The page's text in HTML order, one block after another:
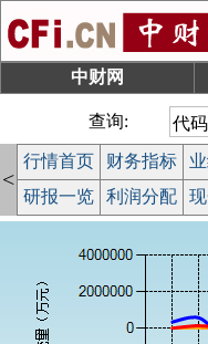
中财网
查询:
<
行情首页 财务指标
研报一览
利润分配